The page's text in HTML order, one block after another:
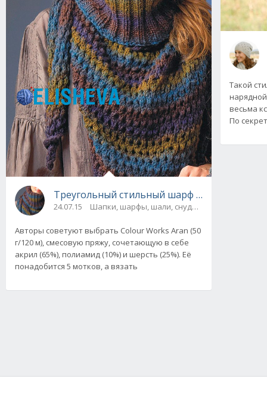
Треугольный стильный шарф с воротником
24.07.15 Шапки, шарфы, шали, снуды и палантины
Авторы советуют выбрать Colour Works Aran (50
г/120 м), смесовую пряжу, сочетающую в себе
акрил (65%), полиамид (10%) и шерсть (25%). Её
понадобится 5 мотков, а вязать
Такой
весьма
По